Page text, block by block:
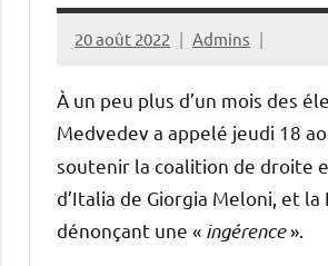
20 août 2022 Admins
À un peu plus d’un mois des
Medvedev a appelé jeudi 18
soutenir la coalition de droite
d’Italia de Giorgia Meloni, et
dénonçant une « ingérence».